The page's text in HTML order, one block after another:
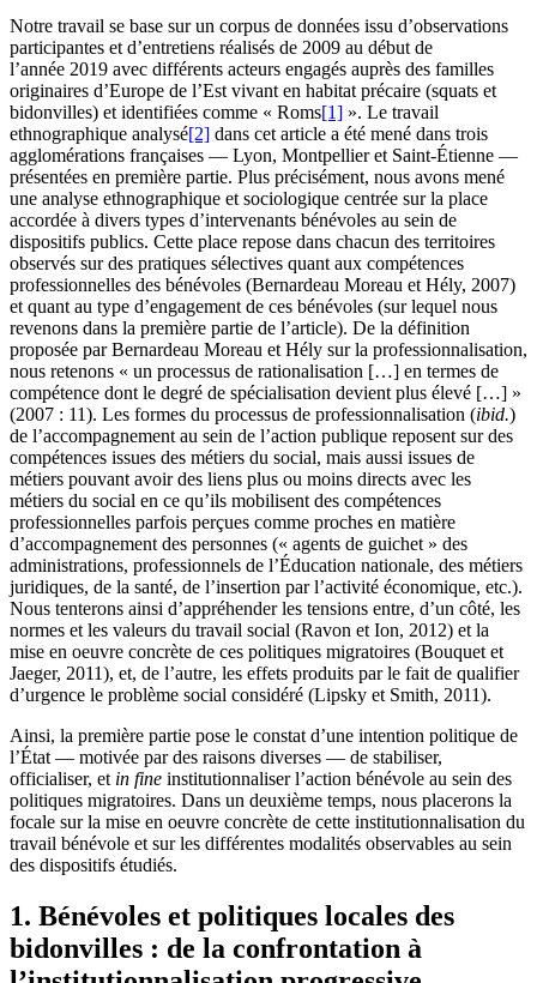
Notre travail se base sur un corpus de données issu d’observations
participantes et d’entretiens réalisés de 2009 au début de
l’année 2019 avec différents acteurs engagés auprès des familles
originaires d’Europe de l’Est vivant en habitat précaire (squats et
bidonvilles) et identifiées comme « Roms[1] ». Le travail
ethnographique analysé[2] dans cet article a été mené dans trois
agglomérations françaises — Lyon, Montpellier et Saint-Étienne —
présentées en première partie. Plus précisément, nous avons mené
une analyse ethnographique et sociologique centrée sur la place
accordée à divers types d’intervenants bénévoles au sein de
dispositifs publics. Cette place repose dans chacun des territoires
observés sur des pratiques sélectives quant aux compétences
professionnelles des bénévoles (Bernardeau Moreau et Hély, 2007)
et quant au type d’engagement de ces bénévoles (sur lequel nous
revenons dans la première partie de l’article). De la définition
proposée par Bernardeau Moreau et Hély sur la professionnalisation,
nous retenons « un processus de rationalisation […] en termes de
compétence dont le degré de spécialisation devient plus élevé […] »
(2007 : 11). Les formes du processus de professionnalisation (ibid.)
de l’accompagnement au sein de l’action publique reposent sur des
compétences issues des métiers du social, mais aussi issues de
métiers pouvant avoir des liens plus ou moins directs avec les
métiers du social en ce qu’ils mobilisent des compétences
professionnelles parfois perçues comme proches en matière
d’accompagnement des personnes (« agents de guichet » des
administrations, professionnels de l’Éducation nationale, des métiers
juridiques, de la santé, de l’insertion par l’activité économique, etc.).
Nous tenterons ainsi d’appréhender les tensions entre, d’un côté, les
normes et les valeurs du travail social (Ravon et Ion, 2012) et la
mise en oeuvre concrète de ces politiques migratoires (Bouquet et
Jaeger, 2011), et, de l’autre, les effets produits par le fait de qualifier
d’urgence le problème social considéré (Lipsky et Smith, 2011).
Ainsi, la première partie pose le constat d’une intention politique de
l’État — motivée par des raisons diverses — de stabiliser,
officialiser, et in fine institutionnaliser l’action bénévole au sein des
politiques migratoires. Dans un deuxième temps, nous placerons la
focale sur la mise en oeuvre concrète de cette institutionnalisation du
travail bénévole et sur les différentes modalités observables au sein
des dispositifs étudiés.
1. Bénévoles et politiques locales des
bidonvilles : de la confrontation à